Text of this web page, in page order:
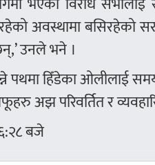
अवस्थामा
उनले भने ।
पथमा हिँडेका ओलीलाई
अझ परिवर्तित र
बजे